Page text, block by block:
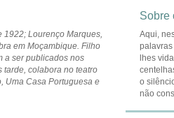
1922; Lourenço Marques,
em Moçambique. Filho
a ser publicados nos
tarde, colabora no teatro
Uma Casa Portuguesa e
Sobre
Aqui,
lhes
o
não